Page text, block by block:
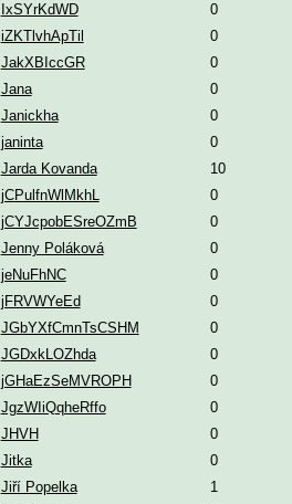
IxSYrKdWD
0
iZKTlvhApTil
0
JakXBIccGR
0
Jana
0
Janickha
0
janinta
0
Jarda Kovanda
10
jCPulfnWlMkhL
0
jCYJcpobESreOZmB
0
Jenny Poláková
0
jeNuFhNC
0
jFRVWYeEd
0
JGbYXfCmnTsCSHM
0
JGDxkLOZhda
0
jGHaEzSeMVROPH
0
JgzWIiQqheRffo
0
JHVH
0
Jitka
0
Jiří Popelka
1